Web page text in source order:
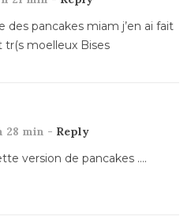
des pancakes miam j’en ai fait
tr(s moelleux Bises
28 min - Reply
version de pancakes ….